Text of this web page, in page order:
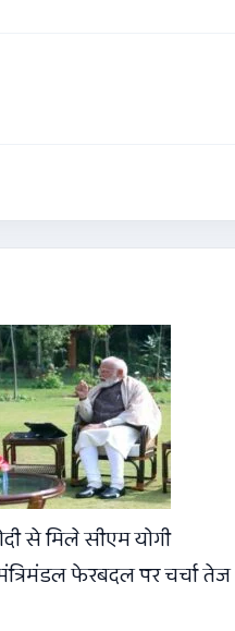
से मिले सीएम योगी
फेरबदल पर चर्चा तेज